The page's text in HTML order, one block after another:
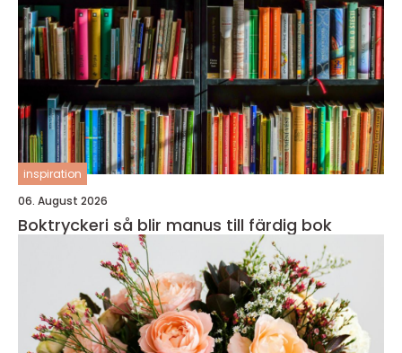
inspiration
06. August 2026
Boktryckeri så blir manus till färdig bok